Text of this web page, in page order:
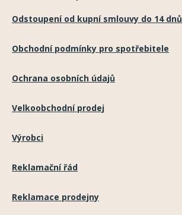
Odstoupení od kupní smlouvy do 14 dnů
Obchodní podmínky pro spotřebitele
Ochrana osobních údajů
Velkoobchodní prodej
Výrobci
Reklamační řád
Reklamace prodejny